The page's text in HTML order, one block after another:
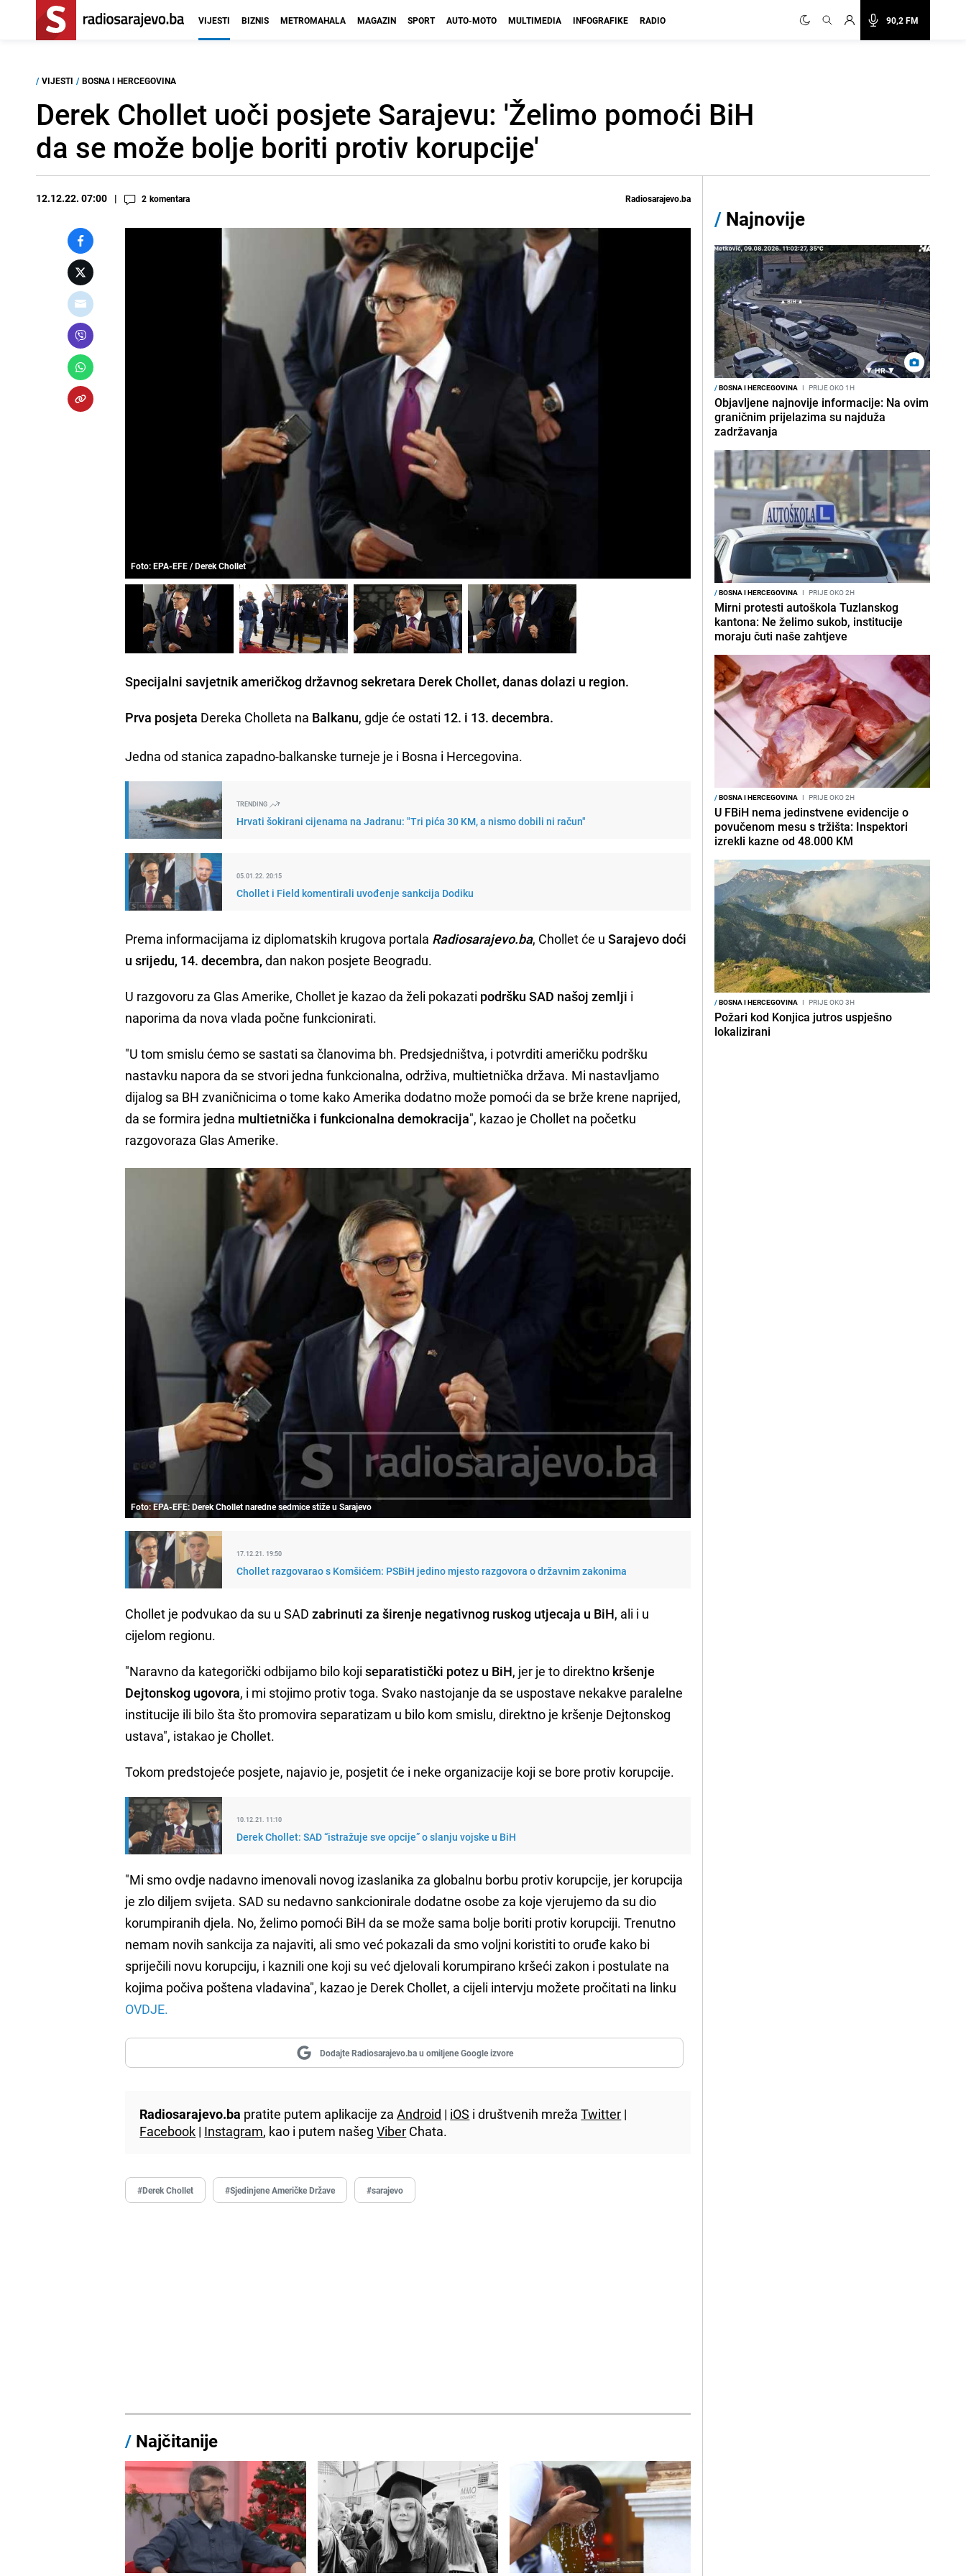
90,2 FM
VIJESTI BIZNIS METROMAHALA MAGAZIN SPORT AUTO-MOTO MULTIMEDIA INFOGRAFIKE RADIO
/ VIJESTI / BOSNA I HERCEGOVINA
Derek Chollet uoči posjete Sarajevu: 'Želimo pomoći BiH
da se može bolje boriti protiv korupcije'
12.12.22. 07:00 2 komentara Radiosarajevo.ba
Foto: EPA-EFE / Derek Chollet
Specijalni savjetnik američkog državnog sekretara Derek Chollet, danas dolazi u region.
Prva posjeta Dereka Cholleta na Balkanu, gdje će ostati 12. i 13. decembra.
Jedna od stanica zapadno-balkanske turneje je i Bosna i Hercegovina.
TRENDING
Hrvati šokirani cijenama na Jadranu: "Tri pića 30 KM, a nismo dobili ni račun"
05.01.22. 20:15
Chollet i Field komentirali uvođenje sankcija Dodiku
Prema informacijama iz diplomatskih krugova portala Radiosarajevo.ba, Chollet će uSarajevo doći
u srijedu, 14. decembra, dan nakon posjete Beogradu.
U razgovoru za Glas Amerike, Chollet je kazao da želi pokazati podršku SAD našoj zemlji i
naporima da nova vlada počne funkcionirati.
"U tom smislu ćemo se sastati sa članovima bh. Predsjedništva, i potvrditi američku podršku
nastavku napora da se stvori jedna funkcionalna, održiva, multietnička država. Mi nastavljamo
dijalog sa BH zvaničnicima o tome kako Amerika dodatno može pomoći da se brže krene naprijed,
da se formira jedna multietnička i funkcionalna demokracija", kazao je Chollet na početku
razgovoraza Glas Amerike.
Foto: EPA-EFE: Derek Chollet naredne sedmice stiže u Sarajevo
17.12.21. 19:50
Chollet razgovarao s Komšićem: PSBiH jedino mjesto razgovora o državnim zakonima
Chollet je podvukao da su u SADzabrinuti za širenje negativnog ruskog utjecaja u BiH, ali i u
cijelom regionu.
"Naravno da kategorički odbijamo bilo kojiseparatistički potez u BiH, jer je to direktno kršenje
Dejtonskog ugovora, i mi stojimo protiv toga. Svako nastojanje da se uspostave nekakve paralelne
institucije ili bilo šta što promovira separatizam u bilo kom smislu, direktno je kršenje Dejtonskog
ustava", istakao je Chollet.
Tokom predstojeće posjete, najavio je, posjetit će i neke organizacije koji se bore protiv korupcije.
10.12.21. 11:10
Derek Chollet: SAD “istražuje sve opcije” o slanju vojske u BiH
"Mi smo ovdje nadavno imenovali novog izaslanika za globalnu borbu protiv korupcije, jer korupcija
je zlo diljem svijeta. SAD su nedavno sankcionirale dodatne osobe za koje vjerujemo da su dio
korumpiranih djela. No, želimo pomoći BiH da se može sama bolje boriti protiv korupciji. Trenutno
nemam novih sankcija za najaviti, ali smo već pokazali da smo voljni koristiti to oruđe kako bi
spriječili novu korupciju, i kaznili one koji su već djelovali korumpirano kršeći zakon i postulate na
kojima počiva poštena vladavina", kazao je Derek Chollet, a cijeli intervju možete pročitati na linku
OVDJE.
Dodajte Radiosarajevo.ba u omiljene Google izvore
Radiosarajevo.ba pratite putem aplikacije zaAndroid | iOS i društvenih mrežaTwitter |
Facebook | Instagram, kao i putem našegViber Chata.
#Derek Chollet #Sjedinjene Američke Države #sarajevo
/ Najčitanije
/ Najnovije
/BOSNA I HERCEGOVINA I PRIJE OKO 1H
Objavljene najnovije informacije: Na ovim
graničnim prijelazima su najduža
zadržavanja
/BOSNA I HERCEGOVINA I PRIJE OKO 2H
Mirni protesti autoškola Tuzlanskog
kantona: Ne želimo sukob, institucije
moraju čuti naše zahtjeve
/BOSNA I HERCEGOVINA I PRIJE OKO 2H
U FBiH nema jedinstvene evidencije o
povučenom mesu s tržišta: Inspektori
izrekli kazne od 48.000 KM
/BOSNA I HERCEGOVINA I PRIJE OKO 3H
Požari kod Konjica jutros uspješno
lokalizirani